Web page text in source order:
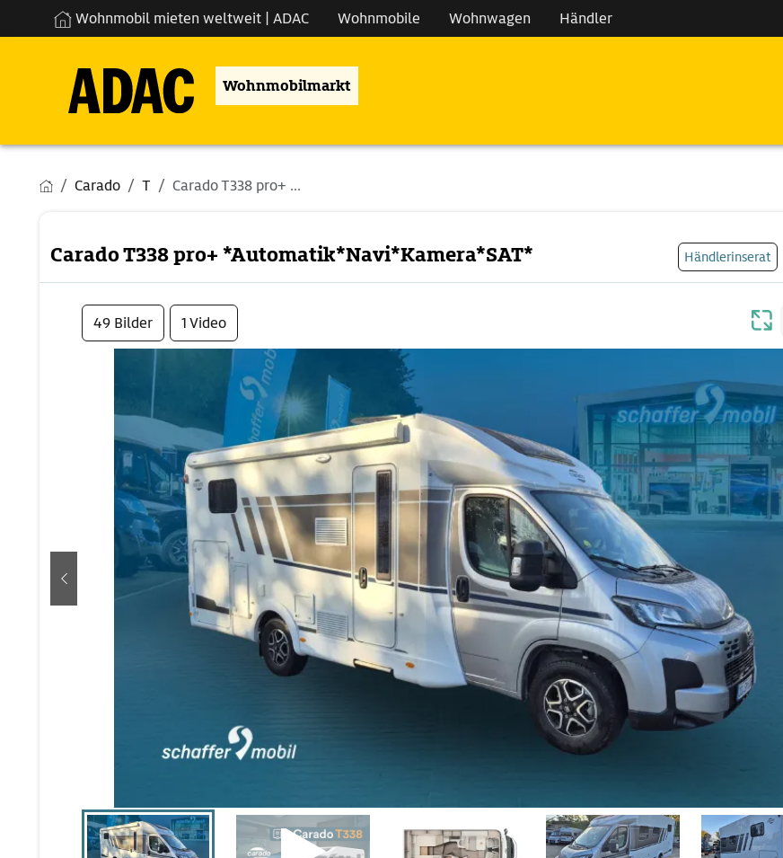
Wohnmobil mieten weltweit | ADAC Wohnmobile Wohnwagen Händler
Wohnmobilmarkt
Carado T Carado T338 pro+ ...
Carado T338 pro+ *Automatik*Navi*Kamera*SAT* Händlerinserat
49 Bilder 1 Video
zurück